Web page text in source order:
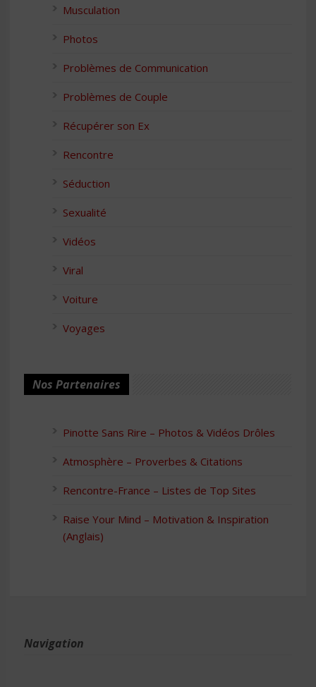
Musculation
Photos
Problèmes de Communication
Problèmes de Couple
Récupérer son Ex
Rencontre
Séduction
Sexualité
Vidéos
Viral
Voiture
Voyages
Nos Partenaires
Pinotte Sans Rire – Photos & Vidéos Drôles
Atmosphère – Proverbes & Citations
Rencontre-France – Listes de Top Sites
Raise Your Mind – Motivation & Inspiration
(Anglais)
Navigation